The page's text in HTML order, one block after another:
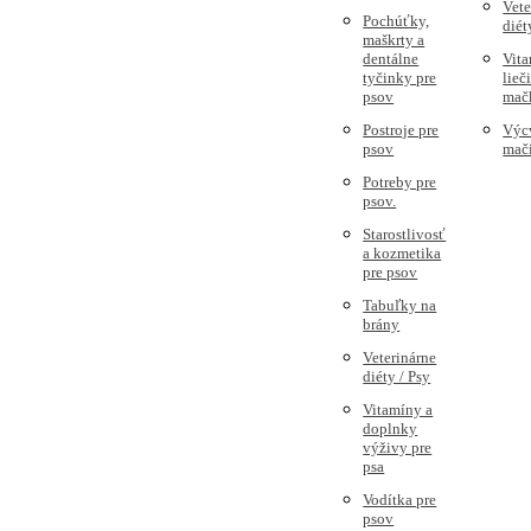
Pochúťky,
maškrty a
dentálne
tyčinky pre
psov
Postroje pre
psov
Potreby pre
psov.
Starostlivosť
a kozmetika
pre psov
Tabuľky na
brány
Veterinárne
diéty / Psy
Vitamíny a
doplnky
výživy pre
psa
Vodítka pre
psov